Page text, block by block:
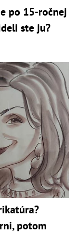
po 15-ročnej
ste ju?
potom